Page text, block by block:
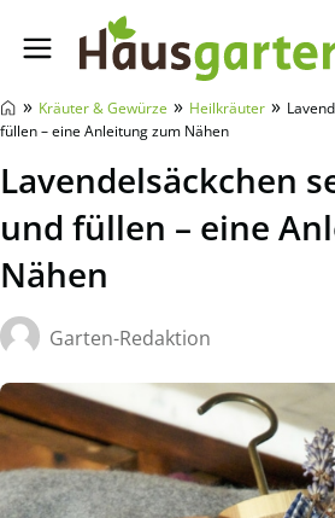
Hausgarten.net
» Kräuter & Gewürze » Heilkräuter »
füllen – eine Anleitung zum Nähen
Lavendelsäckchen
und füllen – eine
Nähen
Garten-Redaktion